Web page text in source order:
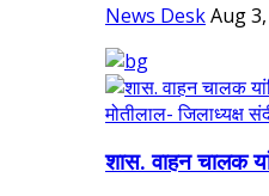
News DeskAug
शास. वाहन चालक